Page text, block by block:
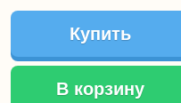
Купить
В корзину